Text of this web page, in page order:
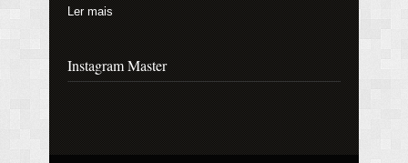
Ler mais
Instagram Master